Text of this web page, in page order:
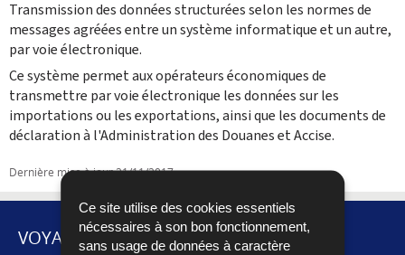
Ce site utilise des cookies essentiels
nécessaires à son bon fonctionnement,
sans usage de données à caractère
Transmission des données structurées selon les normes de
messages agréées entre un système informatique et un autre,
par voie électronique.
Ce système permet aux opérateurs économiques de
transmettre par voie électronique les données sur les
importations ou les exportations, ainsi que les documents de
déclaration à l'Administration des Douanes et Accise.
Dernière mise à jour21/11/2017
VOYAGES ET DÉMÉNAGEMENT